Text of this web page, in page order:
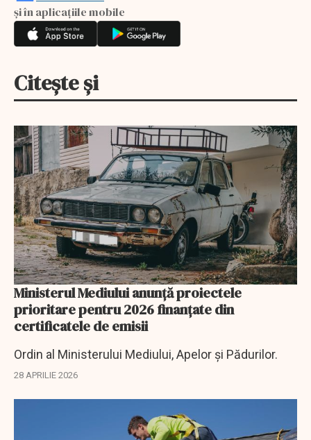
și în aplicațiile mobile
Citește și
Ministerul Mediului anunță proiectele
prioritare pentru 2026 finanțate din
certificatele de emisii
Ordin al Ministerului Mediului, Apelor și Pădurilor.
28 APRILIE 2026